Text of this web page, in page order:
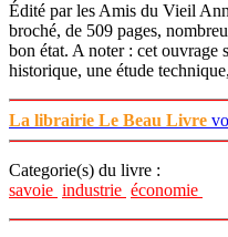
Édité par les Amis du Vieil
broché, de 509 pages,
bon état. A noter : cet ouvrage
historique, une étude
La librairie Le Beau Livre
Categorie(s) du livre :
savoie industrie économie